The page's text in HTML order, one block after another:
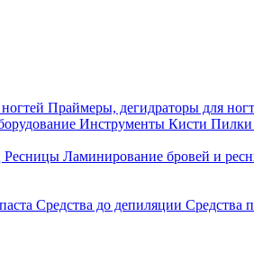
Праймеры, дегидраторы для
Инструменты Кисти
Ресницы Ламинирование бровей и
Средства до депиляции Средства